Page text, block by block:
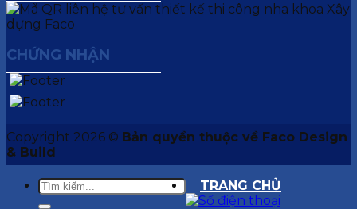
CHỨNG NHẬN
Copyright 2026 © Bản quyền thuộc về Faco Design
& Build
TRANG CHỦ